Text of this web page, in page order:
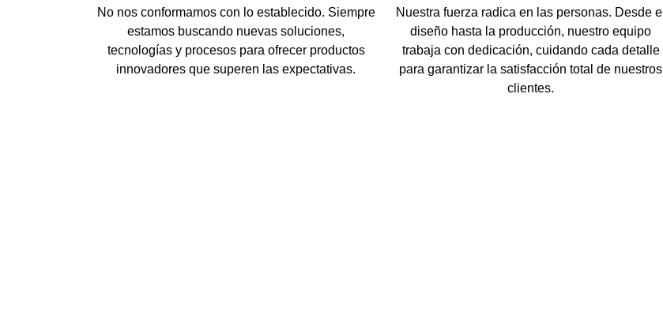
No nos conformamos con lo establecido. Siempre
estamos buscando nuevas soluciones,
tecnologías y procesos para ofrecer productos
innovadores que superen las expectativas.
Nuestra fuerza radica en las personas. Desde el
diseño hasta la producción, nuestro equipo
trabaja con dedicación, cuidando cada detalle
para garantizar la satisfacción total de nuestros
clientes.